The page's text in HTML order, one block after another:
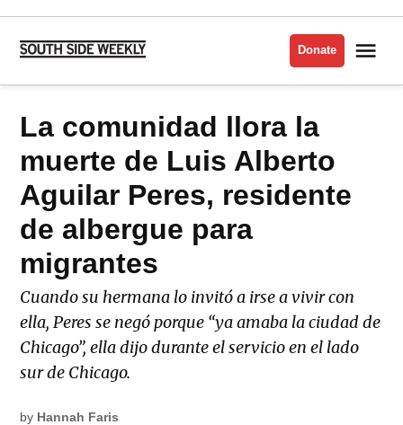
Skip
content
Side
Donate
POSTED
EN
ESPAÑOL
La comunidad llora la
muerte de Luis Alberto
Aguilar Peres, residente
de albergue para
migrantes
Cuando su hermana lo invitó a irse a vivir con
ella, Peres se negó porque “ya amaba la ciudad de
Chicago”, ella dijo durante el servicio en el lado
sur de Chicago.
by Hannah Faris